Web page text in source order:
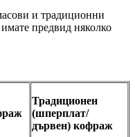
и традиционни
предвид няколко
Традиционен
(шперплат/
дървен) кофраж